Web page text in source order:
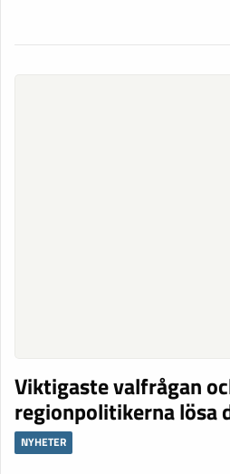
Viktigaste valfrågan
regionpolitikerna lösa
NYHETER